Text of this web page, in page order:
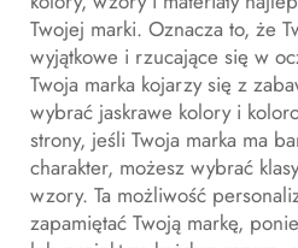
Twojej marki. Oznacza to, że
wyjątkowe i rzucające się w
Twoja marka kojarzy się z
wybrać jaskrawe kolory i
strony, jeśli Twoja marka ma
charakter, możesz wybrać
wzory. Ta możliwość
zapamiętać Twoją markę,